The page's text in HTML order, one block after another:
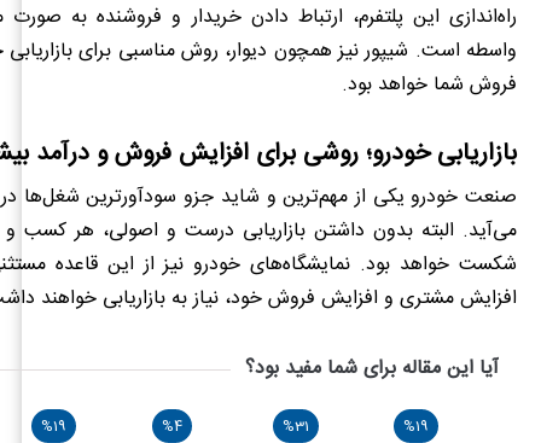
راه‌اندازی این پلتفرم، ارتباط دادن خریدار و فروشنده به
واسطه است. شیپور نیز همچون دیوار، روش مناسبی برای
فروش شما خواهد بود.
بازاریابی خودرو؛ روشی برای افزایش فروش و درآمد
صنعت خودرو یکی از مهم‌ترین و شاید جزو سودآورترین شغل‌ها
می‌آید. البته بدون داشتن بازاریابی درست و اصولی، هر کسب‌
شکست خواهد بود. نمایشگاه‌های خودرو نیز از این قاعده
افزایش مشتری و افزایش فروش خود، نیاز به بازاریابی
آیا این مقاله برای شما مفید بود؟
%19
%31
%4
%19